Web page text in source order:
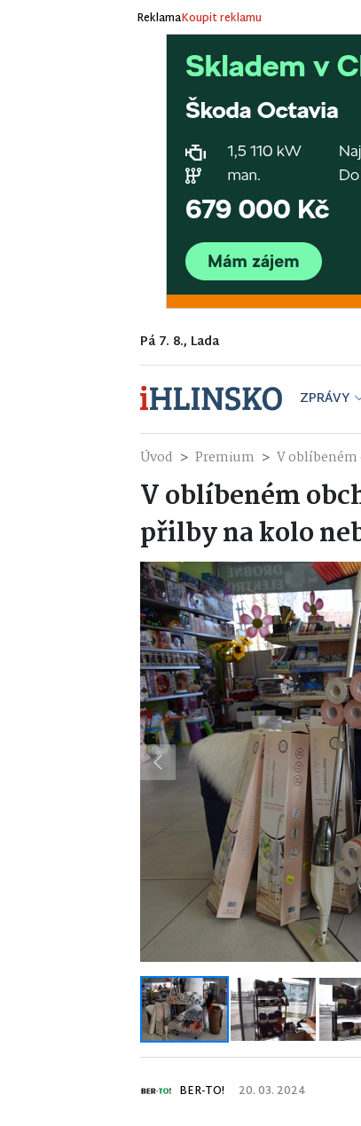
ReklamaKoupit reklamu
Pá 7. 8., Lada
ZPRÁVY
Úvod Premium V oblíbeném
V oblíbeném
přilby na kolo
Previous
BER-TO! 20. 03. 2024